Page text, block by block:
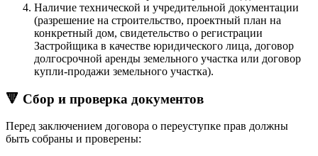
Наличие технической и учредительной документации
(разрешение на строительство, проектный план на
конкретный дом, свидетельство о регистрации
Застройщика в качестве юридического лица, договор
долгосрочной аренды земельного участка или договор
купли-продажи земельного участка).
🔻 Сбор и проверка документов
Перед заключением договора о переуступке прав должны
быть собраны и проверены: